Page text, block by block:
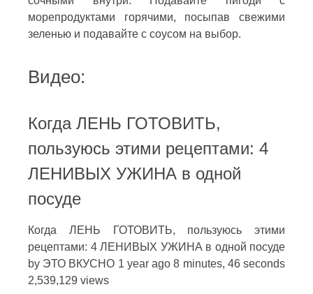
морепродуктами горячими, посыпав свежими
зеленью и подавайте с соусом на выбор.
Видео:
Когда ЛЕНЬ ГОТОВИТЬ,
пользуюсь этими рецептами: 4
ЛЕНИВЫХ УЖИНА в одной
посуде
Когда ЛЕНЬ ГОТОВИТЬ, пользуюсь этими
рецептами: 4 ЛЕНИВЫХ УЖИНА в одной посуде
by ЭТО ВКУСНО 1 year ago 8 minutes, 46 seconds
2,539,129 views